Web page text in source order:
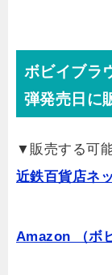
ボビイブラ
弾発売日に
▼販売する可
近鉄百貨店ネ
Amazon （ボ